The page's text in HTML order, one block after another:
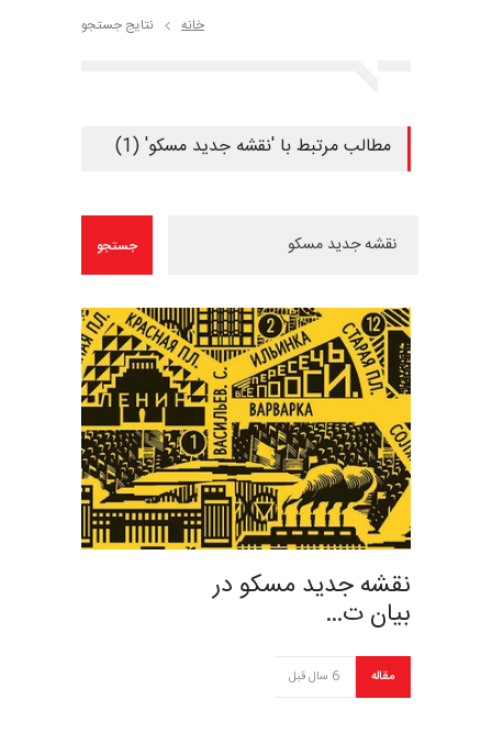
خانه نتایج جستجو
مطالب مرتبط با 'نقشه جدید مسکو' (1)
نقشه جدید مسکو در
بیان ت…
مقاله 6 سال قبل